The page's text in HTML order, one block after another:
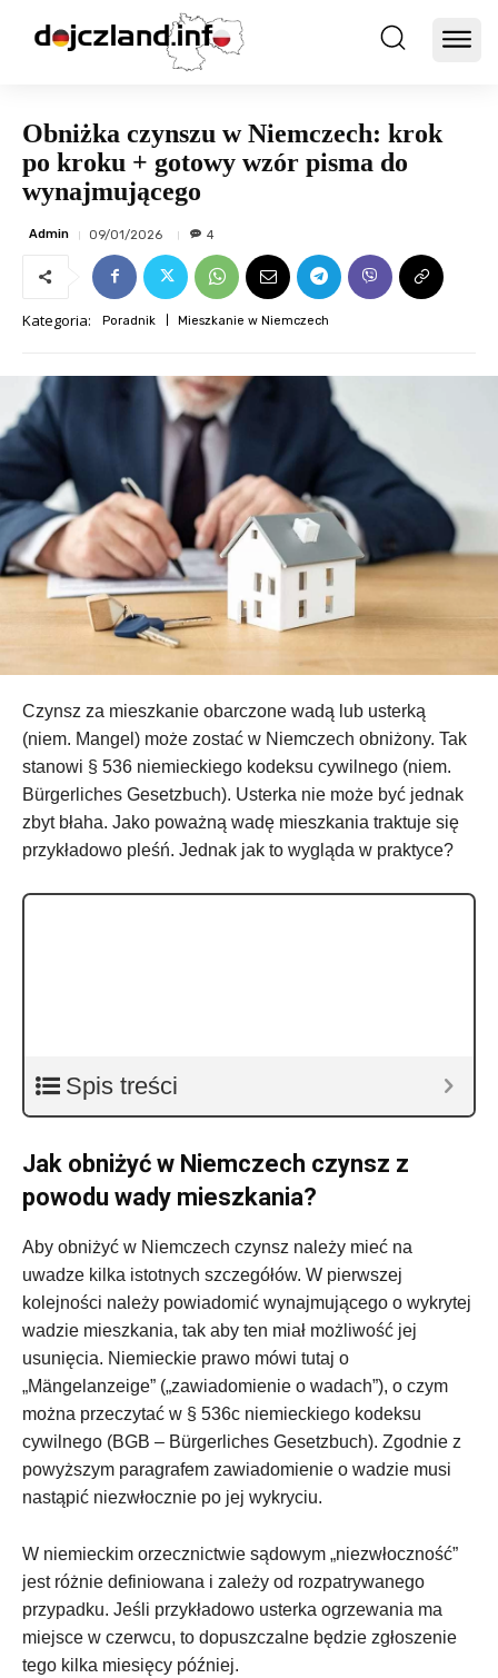
Obniżka czynszu w Niemczech: krok
po kroku + gotowy wzór pisma do
wynajmującego
Admin 09/01/2026 4
Kategoria: Poradnik Mieszkanie w Niemczech
Czynsz za mieszkanie obarczone wadą lub usterką
(niem. Mangel) może zostać w Niemczech obniżony. Tak
stanowi § 536 niemieckiego kodeksu cywilnego (niem.
Bürgerliches Gesetzbuch). Usterka nie może być jednak
zbyt błaha. Jako poważną wadę mieszkania traktuje się
przykładowo pleśń. Jednak jak to wygląda w praktyce?
Spis treści
Jak obniżyć w Niemczech czynsz z
powodu wady mieszkania?
Aby obniżyć w Niemczech czynsz należy mieć na
uwadze kilka istotnych szczegółów. W pierwszej
kolejności należy powiadomić wynajmującego o wykrytej
wadzie mieszkania, tak aby ten miał możliwość jej
usunięcia. Niemieckie prawo mówi tutaj o
„Mängelanzeige” („zawiadomienie o wadach”), o czym
można przeczytać w § 536c niemieckiego kodeksu
cywilnego (BGB – Bürgerliches Gesetzbuch). Zgodnie z
powyższym paragrafem zawiadomienie o wadzie musi
nastąpić niezwłocznie po jej wykryciu.
W niemieckim orzecznictwie sądowym „niezwłoczność”
jest różnie definiowana i zależy od rozpatrywanego
przypadku. Jeśli przykładowo usterka ogrzewania ma
miejsce w czerwcu, to dopuszczalne będzie zgłoszenie
tego kilka miesięcy później.